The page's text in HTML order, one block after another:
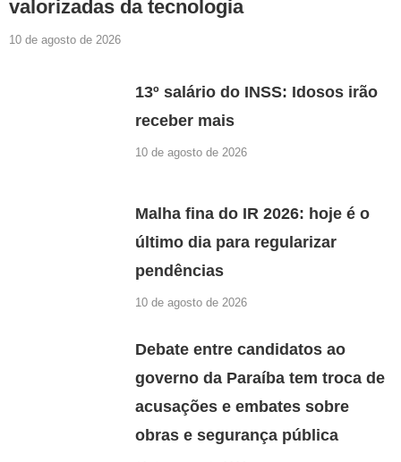
valorizadas da tecnologia
10 de agosto de 2026
13º salário do INSS: Idosos irão
receber mais
10 de agosto de 2026
Malha fina do IR 2026: hoje é o
último dia para regularizar
pendências
10 de agosto de 2026
Debate entre candidatos ao
governo da Paraíba tem troca de
acusações e embates sobre
obras e segurança pública